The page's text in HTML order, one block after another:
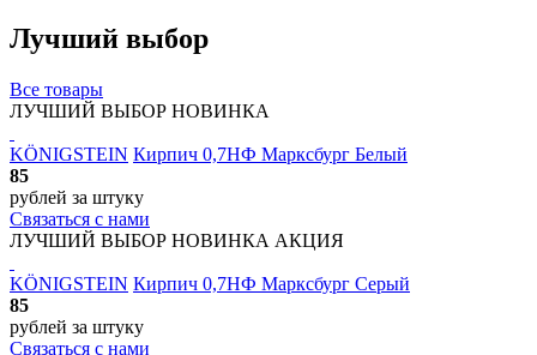
Лучший выбор
Все товары
ЛУЧШИЙ ВЫБОР НОВИНКА
KÖNIGSTEIN Кирпич 0,7НФ Марксбург Белый
85
рублей за штуку
Связаться с нами
ЛУЧШИЙ ВЫБОР НОВИНКА АКЦИЯ
KÖNIGSTEIN Кирпич 0,7НФ Марксбург Серый
85
рублей за штуку
Связаться с нами